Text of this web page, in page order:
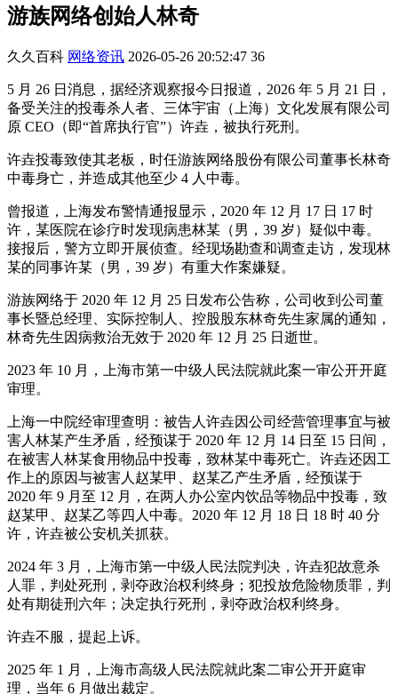
游族网络创始人林奇
久久百科 网络资讯 2026-05-26 20:52:47 36
5 月 26 日消息，据经济观察报今日报道，2026 年 5 月 21 日，
备受关注的投毒杀人者、三体宇宙（上海）文化发展有限公司
原 CEO（即“首席执行官”）许垚，被执行死刑。
许垚投毒致使其老板，时任游族网络股份有限公司董事长林奇
中毒身亡，并造成其他至少 4 人中毒。
曾报道，上海发布警情通报显示，2020 年 12 月 17 日 17 时
许，某医院在诊疗时发现病患林某（男，39 岁）疑似中毒。
接报后，警方立即开展侦查。经现场勘查和调查走访，发现林
某的同事许某（男，39 岁）有重大作案嫌疑。
游族网络于 2020 年 12 月 25 日发布公告称，公司收到公司董
事长暨总经理、实际控制人、控股股东林奇先生家属的通知，
林奇先生因病救治无效于 2020 年 12 月 25 日逝世。
2023 年 10 月，上海市第一中级人民法院就此案一审公开开庭
审理。
上海一中院经审理查明：被告人许垚因公司经营管理事宜与被
害人林某产生矛盾，经预谋于 2020 年 12 月 14 日至 15 日间，
在被害人林某食用物品中投毒，致林某中毒死亡。许垚还因工
作上的原因与被害人赵某甲、赵某乙产生矛盾，经预谋于
2020 年 9 月至 12 月，在两人办公室内饮品等物品中投毒，致
赵某甲、赵某乙等四人中毒。2020 年 12 月 18 日 18 时 40 分
许，许垚被公安机关抓获。
2024 年 3 月，上海市第一中级人民法院判决，许垚犯故意杀
人罪，判处死刑，剥夺政治权利终身；犯投放危险物质罪，判
处有期徒刑六年；决定执行死刑，剥夺政治权利终身。
许垚不服，提起上诉。
2025 年 1 月，上海市高级人民法院就此案二审公开开庭审
理，当年 6 月做出裁定。